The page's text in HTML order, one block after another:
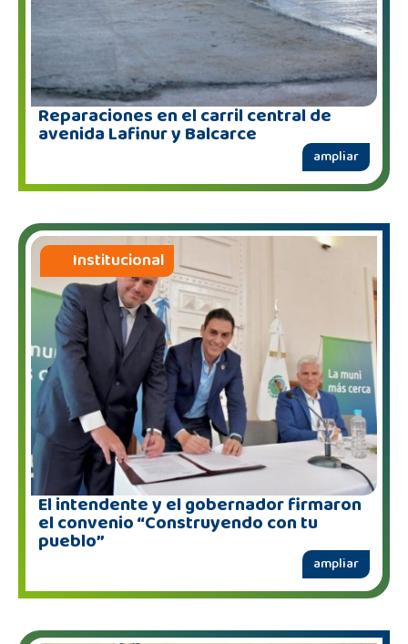
Reparaciones en el carril central de
avenida Lafinur y Balcarce
ampliar
Institucional
El intendente y el gobernador firmaron
el convenio “Construyendo con tu
pueblo”
ampliar